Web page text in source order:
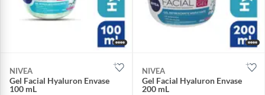
NIVEA
Gel Facial Hyaluron Envase
100 mL
NIVEA
Gel Facial Hyaluron Envase
200 mL